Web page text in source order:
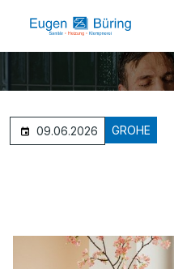
09.06.2026 GROHE